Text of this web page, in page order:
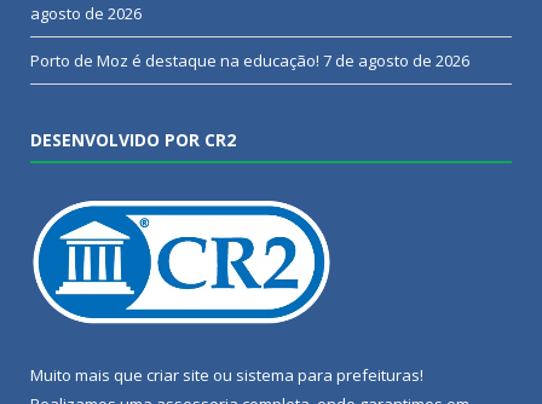
agosto de 2026
Porto de Moz é destaque na educação! 7 de agosto de 2026
DESENVOLVIDO POR CR2
Muito mais que criar site ou sistema para prefeituras!